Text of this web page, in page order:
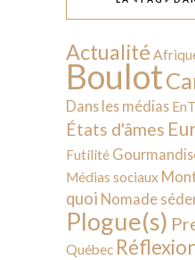
Actualité
Boulot
Dans les médias
États d'âmes
Futilité
Médias sociaux
quoi Nomade
Plogue(s)
Québec